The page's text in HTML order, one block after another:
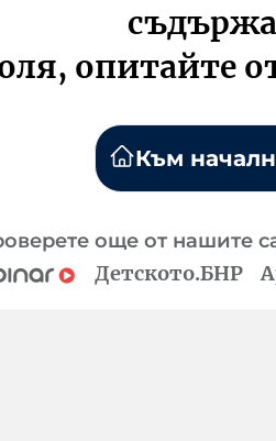
опитайте
Към
още от нашите
Детското.БНР